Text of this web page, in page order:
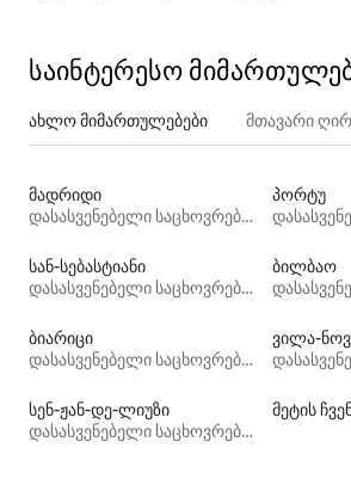
საინტერესო
ახლო მიმართულებები მთავარი
მადრიდი
დასასვენებელი საცხოვრებლები
პორტუ
სან-სებასტიანი
დასასვენებელი საცხოვრებლები
ბილბაო
ბიარიცი
დასასვენებელი საცხოვრებლები
ვილა-
სენ-ჟან-დე-ლიუზი
დასასვენებელი საცხოვრებლები
მეტის